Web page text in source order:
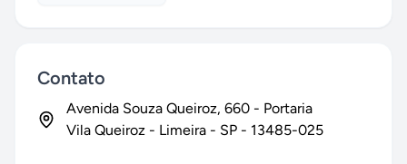
Contato
Avenida Souza Queiroz, 660 - Portaria
Vila Queiroz - Limeira - SP - 13485-025